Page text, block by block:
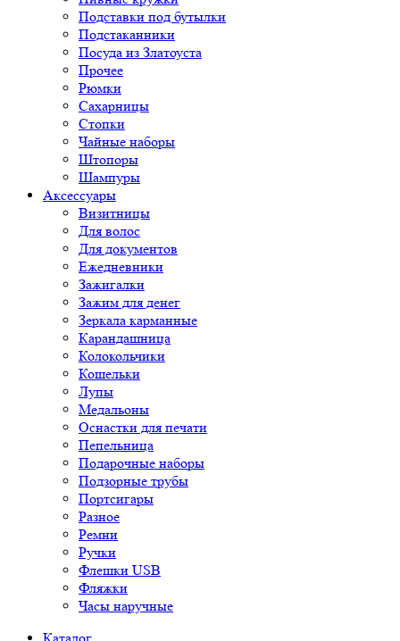
Подставки под бутылки
Подстаканники
Посуда из Златоуста
Прочее
Рюмки
Сахарницы
Стопки
Чайные наборы
Штопоры
Шампуры
Аксессуары
Визитницы
Для волос
Для документов
Ежедневники
Зажигалки
Зажим для денег
Зеркала карманные
Карандашница
Колокольчики
Кошельки
Лупы
Медальоны
Оснастки для печати
Пепельница
Подарочные наборы
Подзорные трубы
Портсигары
Разное
Ремни
Ручки
Флешки USB
Фляжки
Часы наручные